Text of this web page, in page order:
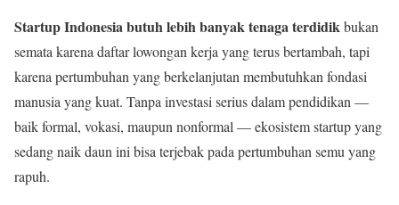
Startup Indonesia butuh lebih banyak tenaga terdidikbukan
semata karena daftar lowongan kerja yang terus bertambah, tapi
karena pertumbuhan yang berkelanjutan membutuhkan fondasi
manusia yang kuat. Tanpa investasi serius dalam pendidikan —
baik formal, vokasi, maupun nonformal — ekosistem startup yang
sedang naik daun ini bisa terjebak pada pertumbuhan semu yang
rapuh.